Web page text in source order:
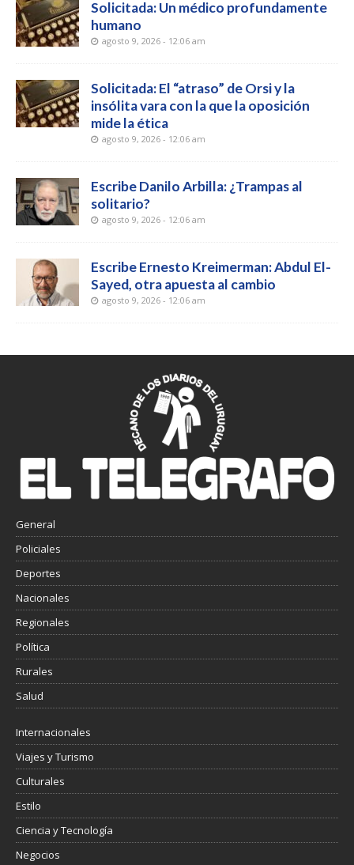
Solicitada: Un médico profundamente
humano
agosto 9, 2026 - 12:06 am
Solicitada: El “atraso” de Orsi y la
insólita vara con la que la oposición
mide la ética
agosto 9, 2026 - 12:06 am
Escribe Danilo Arbilla: ¿Trampas al
solitario?
agosto 9, 2026 - 12:06 am
Escribe Ernesto Kreimerman: Abdul El-
Sayed, otra apuesta al cambio
agosto 9, 2026 - 12:06 am
General
Policiales
Deportes
Nacionales
Regionales
Política
Rurales
Salud
Internacionales
Viajes y Turismo
Culturales
Estilo
Ciencia y Tecnología
Negocios